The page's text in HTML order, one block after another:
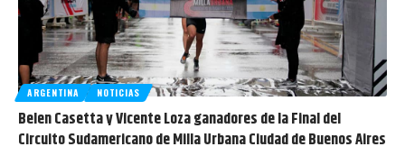
ARGENTINA NOTICIAS
Belen Casetta y Vicente Loza ganadores de la Final del
Circuito Sudamericano de Milla Urbana Ciudad de Buenos Aires